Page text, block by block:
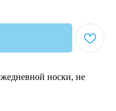
носки, не